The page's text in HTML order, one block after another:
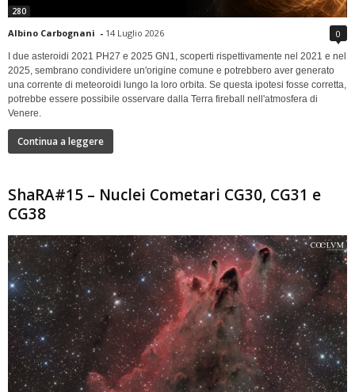
280
Albino Carbognani - 14 Luglio 2026 0
I due asteroidi 2021 PH27 e 2025 GN1, scoperti rispettivamente nel 2021 e nel
2025, sembrano condividere un'origine comune e potrebbero aver generato
una corrente di meteoroidi lungo la loro orbita. Se questa ipotesi fosse corretta,
potrebbe essere possibile osservare dalla Terra fireball nell'atmosfera di
Venere.
Continua a leggere
ShaRA#15 – Nuclei Cometari CG30, CG31 e
CG38